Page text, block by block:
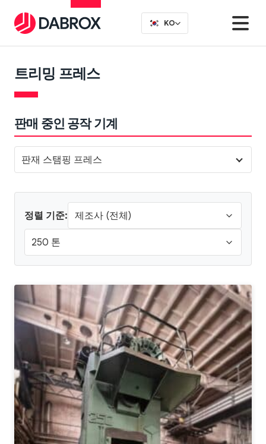
트리밍 프레스
판매 중인 공작 기계
판재 스탬핑 프레스
정렬 기준: